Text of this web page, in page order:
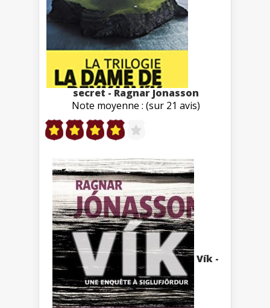
secret - Ragnar Jonasson
Note moyenne : (sur 21 avis)
Vík -